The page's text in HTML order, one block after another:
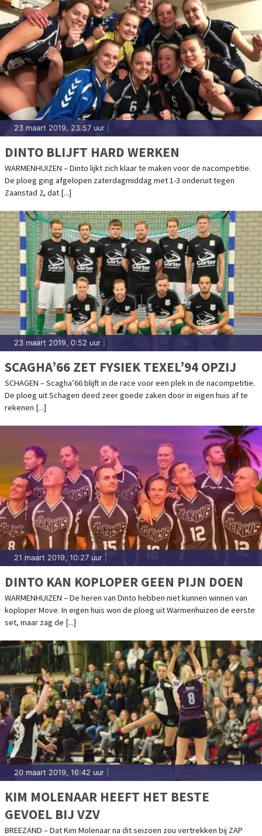
23 maart 2019, 23:57 uur
DINTO BLIJFT HARD WERKEN
WARMENHUIZEN – Dinto lijkt zich klaar te maken voor de nacompetitie.
De ploeg ging afgelopen zaterdagmiddag met 1-3 onderuit tegen
Zaanstad 2, dat [...]
23 maart 2019, 0:52 uur
SCAGHA’66 ZET FYSIEK TEXEL’94 OPZIJ
SCHAGEN – Scagha’66 blijft in de race voor een plek in de nacompetitie.
De ploeg uit Schagen deed zeer goede zaken door in eigen huis af te
rekenen [...]
21 maart 2019, 10:27 uur
DINTO KAN KOPLOPER GEEN PIJN DOEN
WARMENHUIZEN – De heren van Dinto hebben niet kunnen winnen van
koploper Move. In eigen huis won de ploeg uit Warmenhuizen de eerste
set, maar zag de [...]
20 maart 2019, 16:42 uur
KIM MOLENAAR HEEFT HET BESTE
GEVOEL BIJ VZV
BREEZAND – Dat Kim Molenaar na dit seizoen zou vertrekken bij ZAP